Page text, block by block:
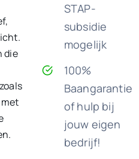
die
STAP-
subsidie
mogelijk
100%
Baangarantie
of hulp bij
jouw eigen
bedrijf!